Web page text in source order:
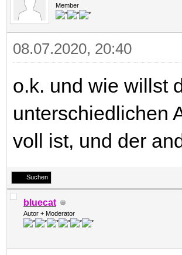
Member
08.07.2020, 20:40
o.k. und wie willst
unterschiedlichen
voll ist, und der
Suchen
bluecat
Autor + Moderator